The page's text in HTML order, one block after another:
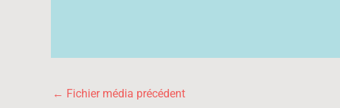
← Fichier média précédent